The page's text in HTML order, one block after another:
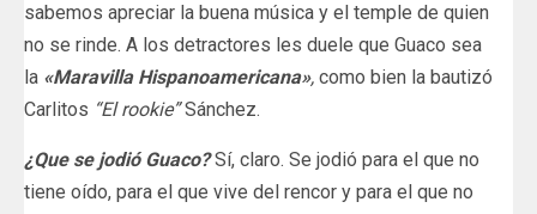
sabemos apreciar la buena música y el temple de quien
no se rinde. A los detractores les duele que Guaco sea
la «Maravilla Hispanoamericana», como bien la bautizó
Carlitos “El rookie”Sánchez.
¿Que se jodió Guaco?Sí, claro. Se jodió para el que no
tiene oído, para el que vive del rencor y para el que no